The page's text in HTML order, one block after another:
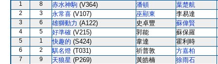
1 8 赤水神駒 (V364) 潘頓 葉楚航
2 3 永常喜 (V107) 巫顯東 李易達
3 6 雄獅動力 (A122) 史卓豐 蘇偉賢
4 5 好準確 (V215) 郭能 蘇保羅
5 1 快趣的 (S424) 韋達 霍利時
6 2 騏名燈 (T031) 祈普敦 方嘉柏
7 9 天狼星 (P269) 黃皓楠 徐雨石